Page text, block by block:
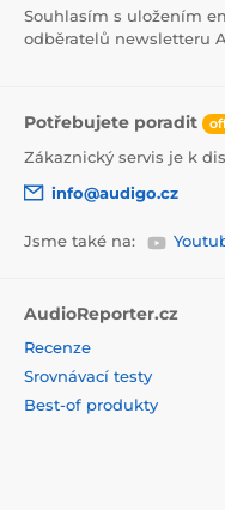
Souhlasím s uložením
odběratelů newsletteru
Potřebujete poradit
Zákaznický servis je k
info@audigo.cz
Jsme také na:
AudioReporter.cz
Recenze
Srovnávací testy
Best-of produkty